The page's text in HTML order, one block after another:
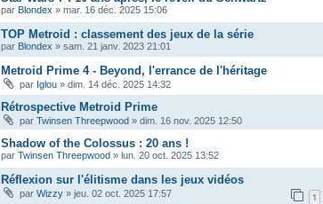
par Blondex » mar. 16 déc. 2025 15:06
TOP Metroid : classement des jeux de la série
par Blondex » sam. 21 janv. 2023 21:01
Metroid Prime 4 - Beyond, l'errance de l'héritage
par Iglou » dim. 14 déc. 2025 14:32
Rétrospective Metroid Prime
par Twinsen Threepwood » dim. 16 nov. 2025 12:50
Shadow of the Colossus : 20 ans !
par Twinsen Threepwood » lun. 20 oct. 2025 13:52
Réflexion sur l'élitisme dans les jeux vidéos
par Wizzy » jeu. 02 oct. 2025 17:57 1